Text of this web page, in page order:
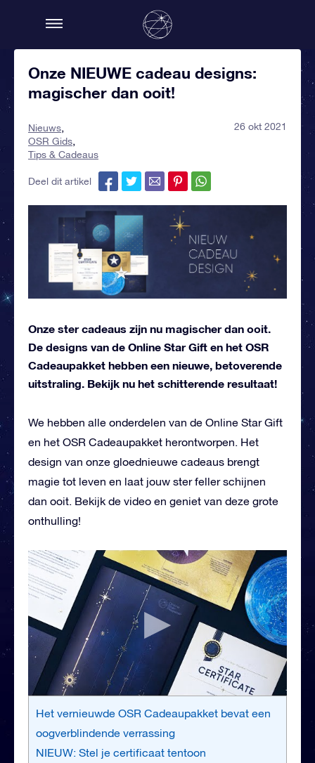
Onze NIEUWE cadeau designs:
magischer dan ooit!
Nieuws
OSR Gids
Tips & Cadeaus
26 okt 2021
Deel dit artikel
Onze ster cadeaus zijn nu magischer dan ooit.
De designs van de Online Star Gift en het OSR
Cadeaupakket hebben een nieuwe, betoverende
uitstraling. Bekijk nu het schitterende resultaat!
We hebben alle onderdelen van de Online Star Gift
en het OSR Cadeaupakket herontworpen. Het
design van onze gloednieuwe cadeaus brengt
magie tot leven en laat jouw ster feller schijnen
dan ooit. Bekijk de video en geniet van deze grote
onthulling!
Het vernieuwde OSR Cadeaupakket bevat een
oogverblindende verrassing
NIEUW: Stel je certificaat tentoon